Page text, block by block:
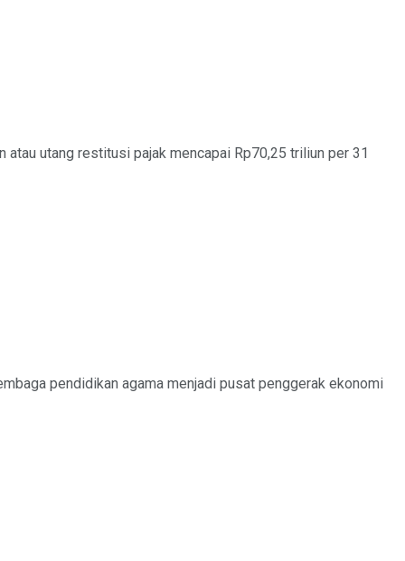
utang restitusi pajak mencapai Rp70,25 triliun per 31
pendidikan agama menjadi pusat penggerak ekonomi